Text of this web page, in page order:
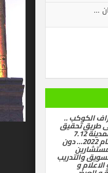
..
من عام 2022… دون